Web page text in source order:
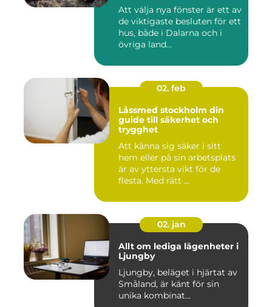
Att välja nya fönster är ett av
de viktigaste besluten för ett
hus, både i Dalarna och i
övriga land...
02. feb
Låssmed stockholm din
guide till säkerhet och
trygghet
Att känna sig säker i sitt
hem eller på sin arbetsplats
är av yttersta vikt för de
flesta. Med rätt ...
02. jan
Allt om lediga lägenheter i
Ljungby
Ljungby, beläget i hjärtat av
Småland, är känt för sin
unika kombinat...